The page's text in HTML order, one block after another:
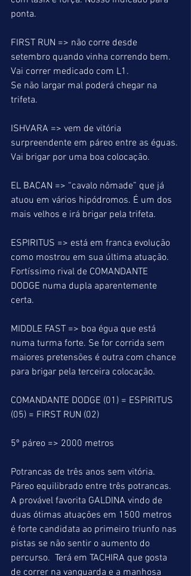
ponta.
FIRST RUN => não corre desde
setembro quando vinha correndo bem.
Vai correr medicado com L1.
Se não largar mal poderá chegar na
trifeta.
ISHVARA => vem de vitória
surpreendente em páreo entre as éguas.
Vai brigar por uma boa colocação.
EL BACAN => “cavalo nômade” que já
atuou em vários hipódromos. É um dos
mais velhos e irá brigar pela trifeta.
ESPIRITUS => está em franca evolução
como mostrou em sua última atuação.
Fortíssimo rival de COMANDANTE
DODGE numa dupla aparentemente
certa.
MIDDLE FAST => boa égua que está
numa turma forte. Se for corrida sem
maiores pretensões é outra com chance
para brigar pela terceira colocação.
COMANDANTE DODGE (01) = ESPIRITUS
(05) = FIRST RUN (02)
5º páreo => 2000 metros
Potrancas de três anos sem vitória.
Páreo equilibrado entre três potrancas.
A provável favorita GALDINA vindo de
duas ótimas atuações em 1500 metros
é forte candidata ao primeiro triunfo nas
pistas se não sentir o aumento do
percurso.  Terá em TACHIRA que gosta
de correr na vanguarda e a manhosa